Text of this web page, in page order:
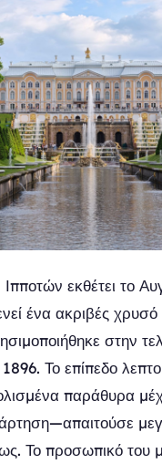
εκθέτει το
ένα ακριβές
στην
Το επίπεδο
παράθυρα
Το προσωπικό του